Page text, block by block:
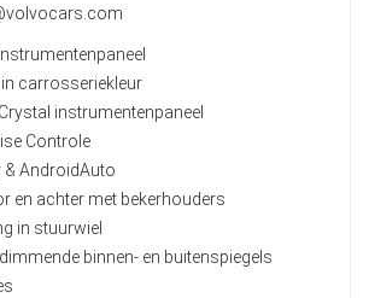
carrosseriekleur
instrumentenpaneel
Controle
& AndroidAuto
en achter met bekerhouders
in stuurwiel
binnen- en buitenspiegels